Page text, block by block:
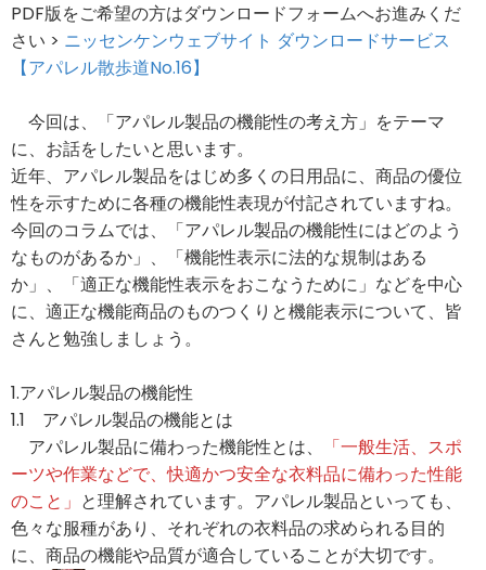
PDF版をご希望の方はダウンロードフォームへお進みくだ
さい > ニッセンケンウェブサイト ダウンロードサービス
【アパレル散歩道No.16】
今回は、「アパレル製品の機能性の考え方」をテーマ
に、お話をしたいと思います。
近年、アパレル製品をはじめ多くの日用品に、商品の優位
性を示すために各種の機能性表現が付記されていますね。
今回のコラムでは、「アパレル製品の機能性にはどのよう
なものがあるか」、「機能性表示に法的な規制はある
か」、「適正な機能性表示をおこなうために」などを中心
に、適正な機能商品のものつくりと機能表示について、皆
さんと勉強しましょう。
1.アパレル製品の機能性
1.1 アパレル製品の機能とは
アパレル製品に備わった機能性とは、
「一般生活、スポ
ーツや作業などで、快適かつ安全な衣料品に備わった性能
のこと」 と理解されています。アパレル製品といっても、
色々な服種があり、それぞれの衣料品の求められる目的
に、商品の機能や品質が適合していることが大切です。